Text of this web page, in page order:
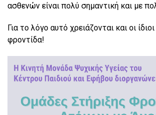
ασθενών είναι πολύ σημαντική και με
Για το λόγο αυτό χρειάζονται και οι
φροντίδα!